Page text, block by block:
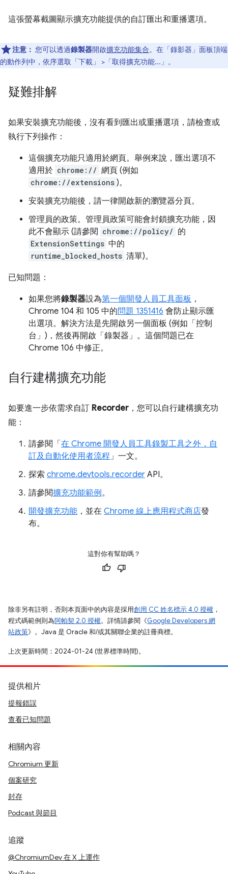
這張螢幕截圖顯示擴充功能提供的自訂匯出和重播選項。
注意： 您可以透過錄製器開啟擴充功能集合。在「錄影器」 面板頂端
的動作列中，依序選取「下載」
>「取得擴充功能...」 。
疑難排解
如果安裝擴充功能後，沒有看到匯出或重播選項，請檢查或
執行下列操作：
這個擴充功能只適用於網頁。舉例來說，匯出選項不
適用於 chrome:// 網頁 (例如
chrome://extensions )。
安裝擴充功能後，請一律開啟新的瀏覽器分頁。
管理員的政策。管理員政策可能會封鎖擴充功能，因
此不會顯示 (請參閱 chrome://policy/ 的
ExtensionSettings 中的
runtime_blocked_hosts 清單)。
已知問題：
如果您將錄製器設為第一個開發人員工具面板 ，
Chrome 104 和 105 中的問題 1351416 會防止顯示匯
出選項。解決方法是先開啟另一個面板 (例如「控制
台」 )，然後再開啟「錄製器」 。這個問題已在
Chrome 106 中修正。
自行建構擴充功能
如要進一步依需求自訂 Recorder ，您可以自行建構擴充功
能：
請參閱「在 Chrome 開發人員工具錄製工具之外，自
訂及自動化使用者流程 」一文。
探索 chrome.devtools.recorder API。
請參閱擴充功能範例。
開發擴充功能 ，並在 Chrome 線上應用程式商店發
布。
這對你有幫助嗎？
除非另有註明，否則本頁面中的內容是採用創用 CC 姓名標示 4.0 授權 ，
程式碼範例則為阿帕契 2.0 授權。詳情請參閱《Google Developers 網
站政策》。Java 是 Oracle 和/或其關聯企業的註冊商標。
上次更新時間：2024-01-24 (世界標準時間)。
提供相片
提報錯誤
查看已知問題
相關內容
Chromium 更新
個案研究
封存
Podcast 與節目
追蹤
@ChromiumDev 在 X 上運作